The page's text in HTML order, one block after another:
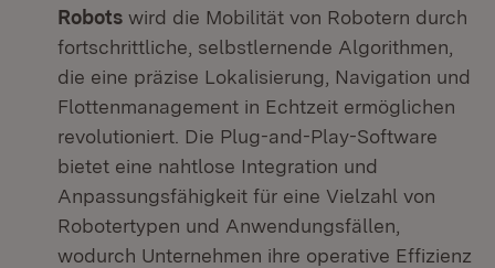
Robots wird die Mobilität von Robotern durch
fortschrittliche, selbstlernende Algorithmen,
die eine präzise Lokalisierung, Navigation und
Flottenmanagement in Echtzeit ermöglichen
revolutioniert. Die Plug-and-Play-Software
bietet eine nahtlose Integration und
Anpassungsfähigkeit für eine Vielzahl von
Robotertypen und Anwendungsfällen,
wodurch Unternehmen ihre operative Effizienz